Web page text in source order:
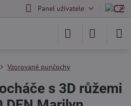
Panel uživatele
Vzorované punčochy
s 3D růžemi